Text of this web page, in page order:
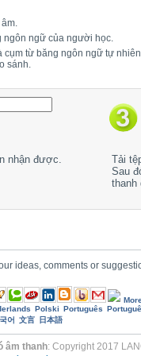
ngôn ngữ của người học.
từ băng ngôn ngữ tự
sánh.
nhận được.
Tải
Sau
thanh
ideas, comments or
Polski Português
어 文言 日本語
âm thanh: Copyright 2017